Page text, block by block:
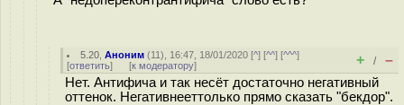
5.20 ,Аноним (11), 16:47, 18/01/2020 [^] [^^] [^^^]
[ответить] [к модератору] + / –
Нет. Антифича и так несёт достаточно негативный
оттенок. Негативнееттолько прямо сказать "бекдор".